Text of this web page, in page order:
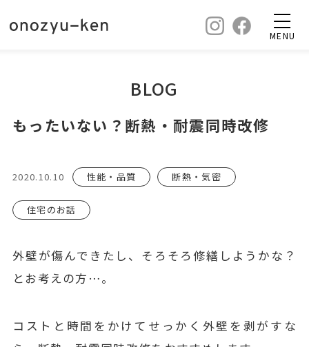
BLOG
もったいない？断熱・耐震同時改修
2020.10.10 性能・品質 断熱・気密
住宅のお話
外壁が傷んできたし、そろそろ修繕しようかな？
とお考えの方…。
コストと時間をかけてせっかく外壁を剥がすな
MENU